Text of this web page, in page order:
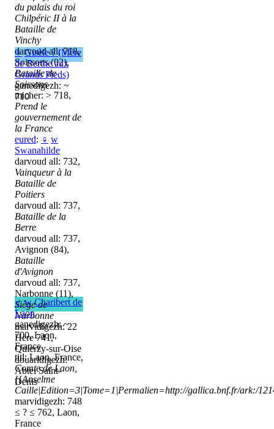
du palais du roi
Chilpéric II à la
Bataille de
Vinchy
darvoud all: 718,
Soissons (02),
Bataille de
Soissons
micher: > 718,
Prend le
gouvernement de
la France
eured: ♀ w
Swanahilde
darvoud all: 732,
Vainqueur à la
Bataille de
Poitiers
darvoud all: 737,
Bataille de la
Berre
darvoud all: 737,
Avignon (84),
Bataille
d'Avignon
darvoud all: 737,
Narbonne (11),
Siège de
Narbonne
marvidigezh: 22
Here 741,
Quierzy-sur-Oise
douaridigezh:
Abtei Saint-
Denis
♀ Gisèle ? (Mère
de Berthe aux
Grands Pieds)
ganedigezh: ~
710
♂ w Charibert de
Laon
ganedigezh: ~
700, Laon,
France
titl: Laon, France,
Comte de Laon,
{{Anselme
Caille|Edition=3|Tome=1|Permalien=http://gallica.bnf.fr/ark:/
marvidigezh: 748
≤ ? ≤ 762, Laon,
France